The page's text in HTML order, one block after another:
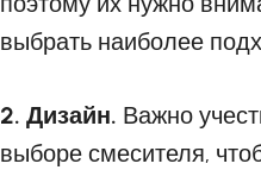
выбрать наиболее
2. Дизайн. Важно
выборе смесителя,